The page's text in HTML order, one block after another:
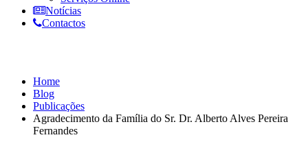
Notícias
Contactos
Home
Blog
Publicações
Agradecimento da Família do Sr. Dr. Alberto Alves Pereira
Fernandes